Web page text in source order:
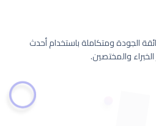
الجودة ومتكاملة باستخدام أحدث
والمختصين.